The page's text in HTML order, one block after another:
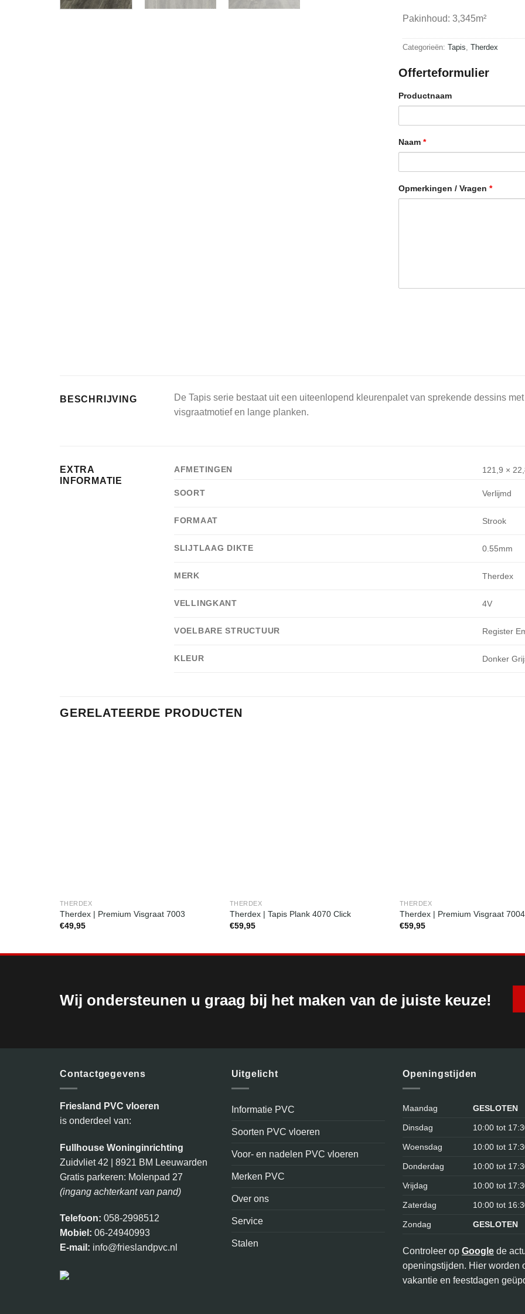
Pakinhoud: 3,345m²
Categorieën: Tapis Therdex
Offerteformulier
Productnaam
Naam *
Opmerkingen / Vragen *
BESCHRIJVING
De Tapis serie bestaat uit een uiteenlopend kleurenpalet van sprekende dessins
visgraatmotief en lange planken.
EXTRA
INFORMATIE
AFMETINGEN 121,9 ×
SOORT Verlijmd
FORMAAT Strook
SLIJTLAAG DIKTE 0.55mm
MERK Therdex
VELLINGKANT 4V
VOELBARE STRUCTUUR Register
KLEUR Donker
GERELATEERDE PRODUCTEN
THERDEX
Therdex | Premium Visgraat 7003
€49,95
THERDEX
Therdex | Tapis Plank 4070 Click
€59,95
THERDEX
Therdex | Premium Visgraat
€59,95
Wij ondersteunen u graag bij het maken van de juiste keuze!
Contactgegevens
Friesland PVC vloeren
is onderdeel van:
Fullhouse Woninginrichting
Zuidvliet 42 | 8921 BM Leeuwarden
Gratis parkeren: Molenpad 27
(ingang achterkant van pand)
Telefoon: 058-2998512
Mobiel: 06-24940993
E-mail: info@frieslandpvc.nl
Uitgelicht
Informatie PVC
Soorten PVC vloeren
Voor- en nadelen PVC vloeren
Merken PVC
Over ons
Service
Stalen
Openingstijden
Maandag GESLOTEN
Dinsdag 10:00 tot
Woensdag 10:00 tot
Donderdag 10:00 tot
Vrijdag 10:00 tot
Zaterdag 10:00 tot
Zondag GESLOTEN
Controleer op Google de
openingstijden. Hier worden
vakantie en feestdagen